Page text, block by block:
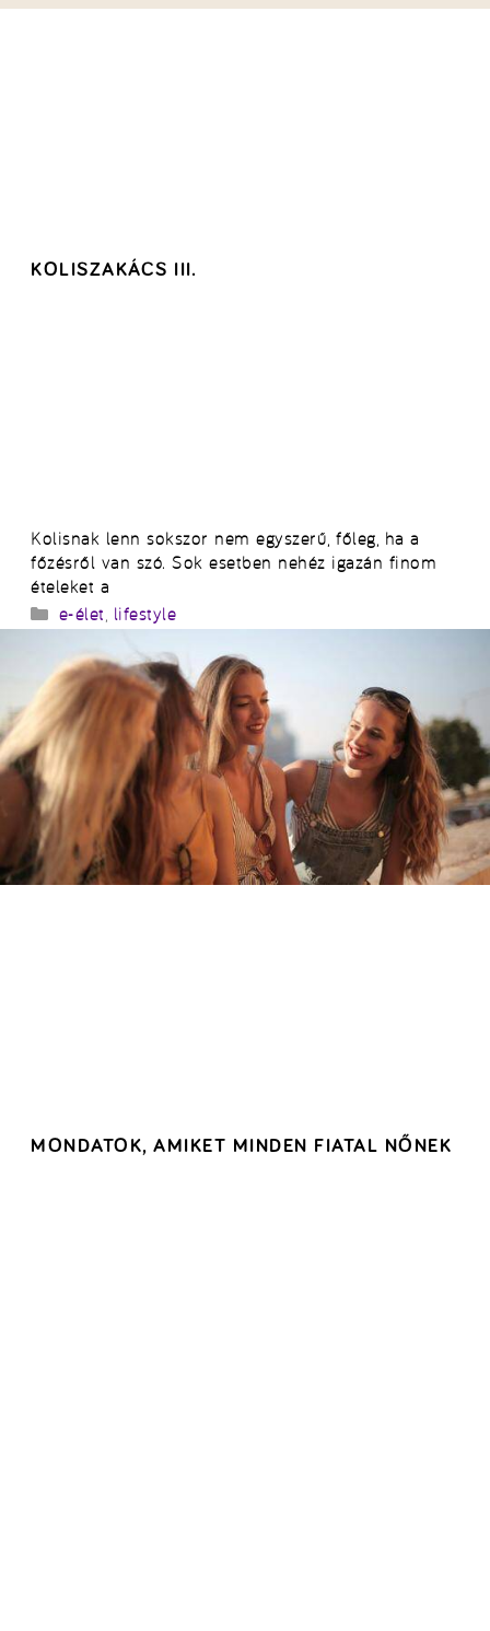
KOLISZAKÁCS III.
Kolisnak lenn sokszor nem egyszerű, főleg, ha a
főzésről van szó. Sok esetben nehéz igazán finom
ételeket a
Kategória
e-élet lifestyle
MONDATOK, AMIKET MINDEN FIATAL NŐNEK